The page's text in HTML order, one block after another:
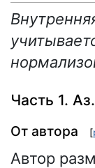
Часть 1.
От автора [
Автор